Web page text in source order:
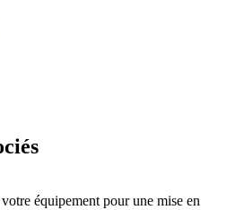
équipement pour une mise en